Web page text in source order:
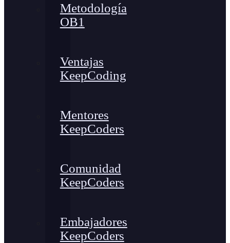
Metodología
OB1
Ventajas
KeepCoding
Mentores
KeepCoders
Comunidad
KeepCoders
Embajadores
KeepCoders